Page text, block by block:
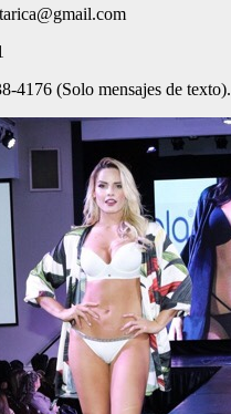
4176 (Solo mensajes de texto).